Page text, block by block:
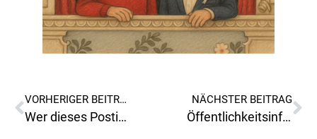
VORHERIGER BEITRAG
Wer dieses Posting der FPÖ Stadtpartei Leoben-Stadt verfasst hat, vermischt offenbar bewusst Dinge, die nicht vergleichbar sind, oder der Lift fährt nicht ganz nach oben?
NÄCHSTER BEITRAG
Öffentlichkeitsinfo zu einer Anfrage von Gemeinderat Mag. Gutschreiter(FPÖ Leoben-Stadt) im Gemeinderat